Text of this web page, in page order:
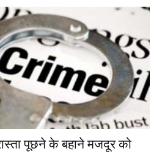
पूछने के बहाने मजदूर को